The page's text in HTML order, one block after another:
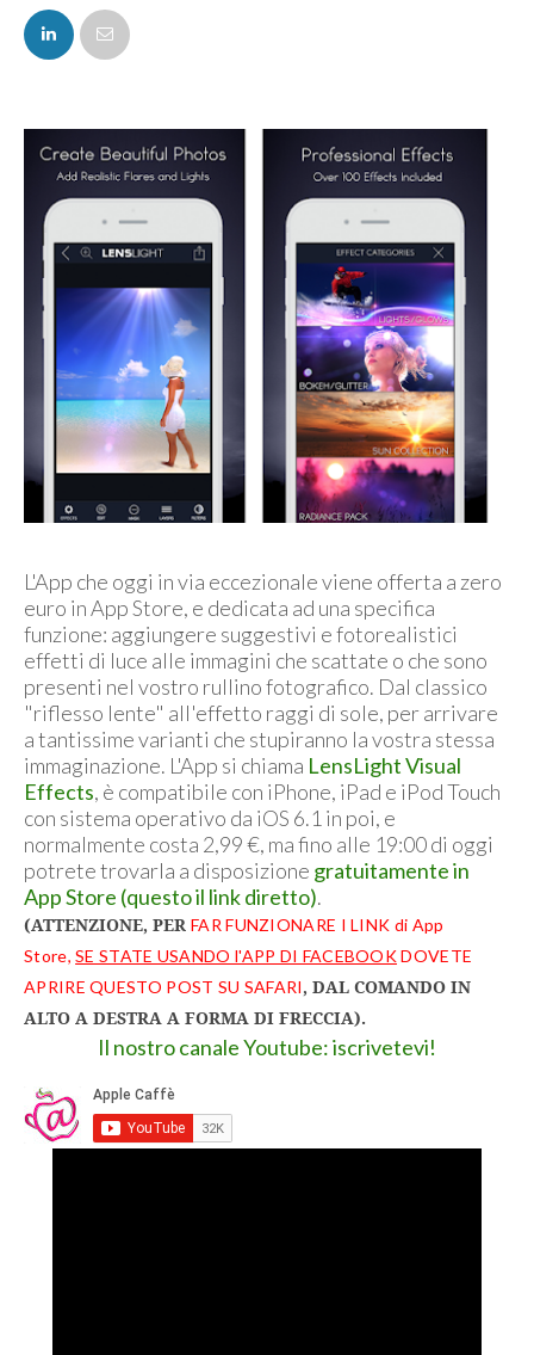
FACEBOOK
L'App che oggi in via eccezionale viene offerta a zero
euro in App Store, e dedicata ad una specifica
funzione: aggiungere suggestivi e fotorealistici
effetti di luce alle immagini che scattate o che sono
presenti nel vostro rullino fotografico. Dal classico
"riflesso lente" all'effetto raggi di sole, per arrivare
a tantissime varianti che stupiranno la vostra stessa
immaginazione. L'App si chiama LensLight Visual
Effects, è compatibile con iPhone, iPad e iPod Touch
con sistema operativo da iOS 6.1 in poi, e
normalmente costa 2,99 €, ma fino alle 19:00 di oggi
potrete trovarla a disposizione gratuitamente in
App Store (questo il link diretto).
(ATTENZIONE, PER FAR FUNZIONARE I LINK di App
Store,SE STATE USANDO l'APP DI FACEBOOKDOVETE
APRIRE QUESTO POST SU SAFARI, DAL COMANDO IN
ALTO A DESTRA A FORMA DI FRECCIA).
Il nostro canale Youtube: iscrivetevi!